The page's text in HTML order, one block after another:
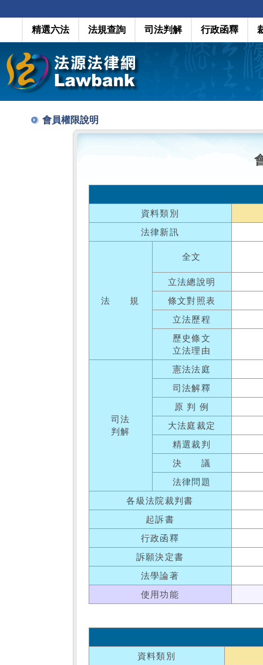
精選六法 法規查詢 司法判解 行政函釋
會員權限說明
資料類別
法律新訊
法 規
全文
立法總說明
條文對照表
立法歷程
歷史條文
立法理由
司法
判解
憲法法庭
司法解釋
原 判 例
大法庭裁定
精選裁判
決 議
法律問題
各級法院裁判書
起訴書
行政函釋
訴願決定書
法學論著
使用功能
資料類別